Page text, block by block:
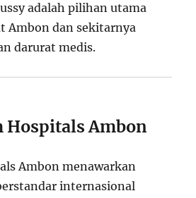
adalah pilihan utama
Ambon dan sekitarnya
darurat medis.
Hospitals Ambon
Ambon menawarkan
internasional